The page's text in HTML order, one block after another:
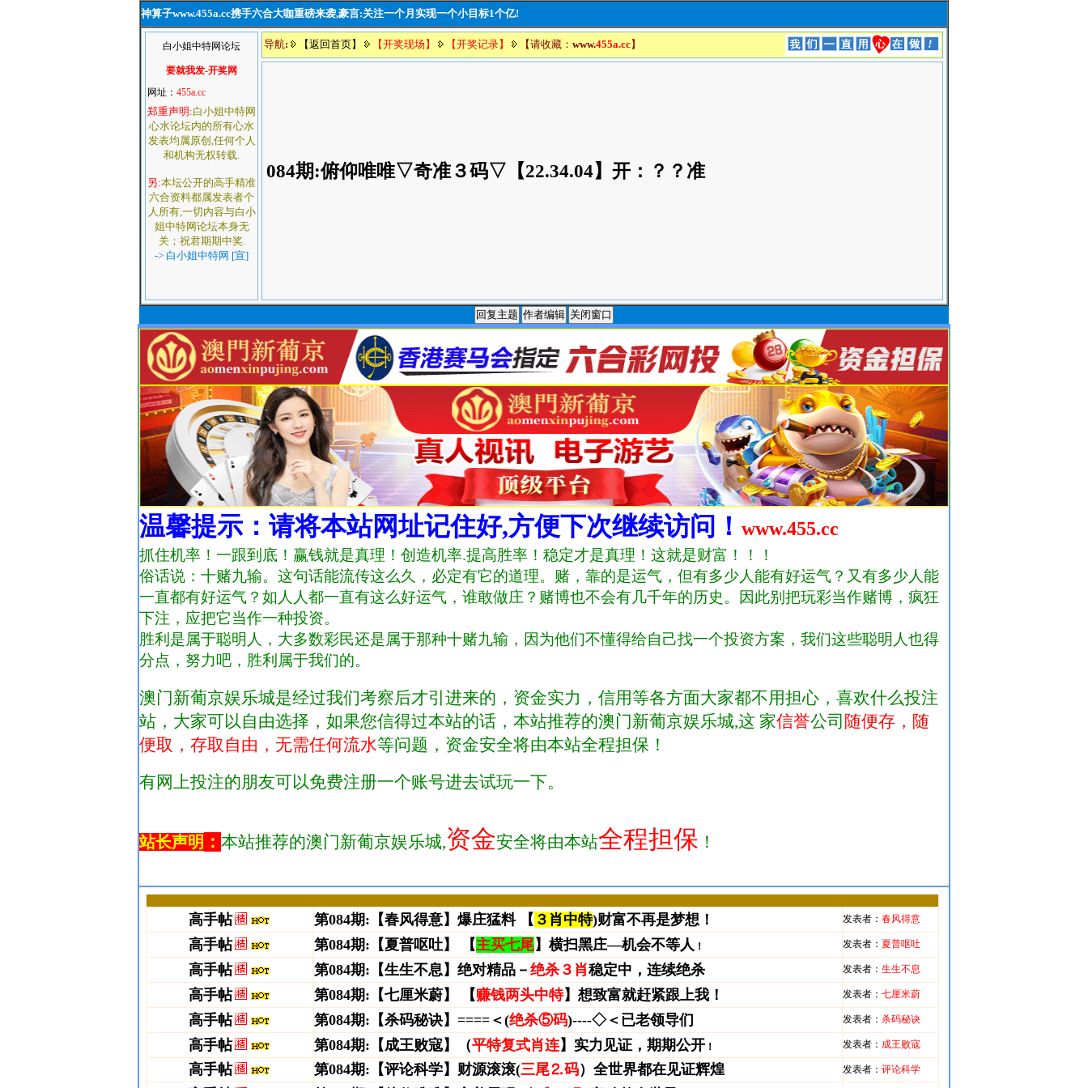
神算子www.455a.cc携手六合大咖重磅来袭,豪言:关注一个月实现一个小目标1个亿!
白小姐中特网论坛
要就我发-开奖网
网址： 455a.cc
郑重声明:白小姐中特网
心水论坛内的所有心水
发表均属原创,任何个人
和机构无权转载.
另:本坛公开的高手精准
六合资料都属发表者个
人所有,一切内容与白小
姐中特网论坛本身无
关；祝君期期中奖.
-> 白小姐中特网 [宣]
导航: 【返回首页】 【开奖现场】 【开奖记录】 【请收藏： www.455a.cc】
084期 :俯仰唯唯▽奇准３码▽【22.34.04 】开：？？准